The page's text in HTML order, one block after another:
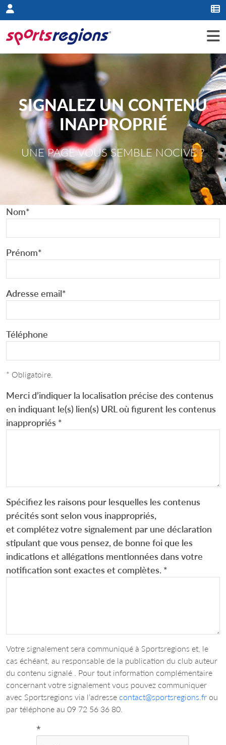
Panneau de gestion des cookies
SIGNALEZ UN CONTENU
INAPPROPRIÉ
UNE PAGE VOUS SEMBLE NOCIVE ?
Nom*
Prénom*
Adresse email*
Téléphone
* Obligatoire.
Merci d’indiquer la localisation précise des contenus
en indiquant le(s) lien(s) URL où figurent les contenus
inappropriés *
Spécifiez les raisons pour lesquelles les contenus
précités sont selon vous inappropriés,
et complétez votre signalement par une déclaration
stipulant que vous pensez, de bonne foi que les
indications et allégations mentionnées dans votre
notification sont exactes et complètes. *
Votre signalement sera communiqué à Sportsregions et, le
cas échéant, au responsable de la publication du club auteur
du contenu signalé . Pour tout information complémentaire
concernant votre signalement vous pouvez communiquer
avec Sportsregions via l’adresse contact@sportsregions.fr ou
par téléphone au 09 72 56 36 80.
*